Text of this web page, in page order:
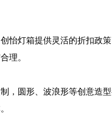
怡灯箱提供灵活的折扣政
理。
，圆形、波浪形等创意造